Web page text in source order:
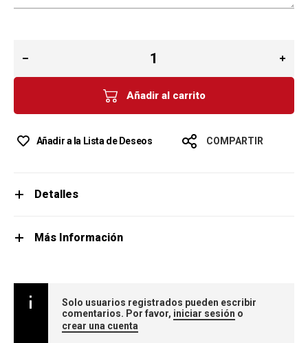
Añadir al carrito
Añadir a la Lista de Deseos COMPARTIR
Detalles
Más Información
Solo usuarios registrados pueden escribir
comentarios. Por favor, iniciar sesión o
crear una cuenta